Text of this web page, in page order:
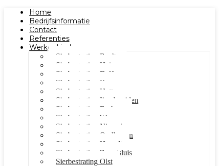
Home
Bedrijfsinformatie
Contact
Referenties
Werkgebied
Sierbestrating Raalte
Sierbestrating Heino
Sierbestrating Dalfsen
Sierbestrating Kampen
Sierbestrating Hattem
Sierbestrating Ijsselmuiden
Sierbestrating Berkum
Sierbestrating Wezep
Sierbestrating Nieuwleusen
Sierbestrating Oudleusen
Sierbestrating Hasselt
Sierbestrating Zwartsluis
Sierbestrating Olst